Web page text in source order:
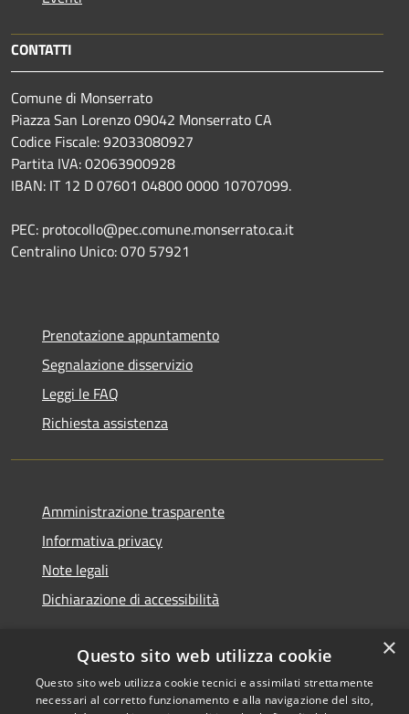
CONTATTI
Comune di Monserrato
Piazza San Lorenzo 09042 Monserrato CA
Codice Fiscale: 92033080927
Partita IVA: 02063900928
IBAN: IT 12 D 07601 04800 0000 10707099.
PEC: protocollo@pec.comune.monserrato.ca.it
Centralino Unico: 070 57921
Prenotazione appuntamento
Segnalazione disservizio
Leggi le FAQ
Richiesta assistenza
Amministrazione trasparente
Informativa privacy
Note legali
Dichiarazione di accessibilità
RSS
Copyright © 2026 • Comune di
×
Questo sito web utilizza cookie
Questo sito web utilizza cookie tecnici e assimilati strettamente
necessari al corretto funzionamento e alla navigazione del sito,